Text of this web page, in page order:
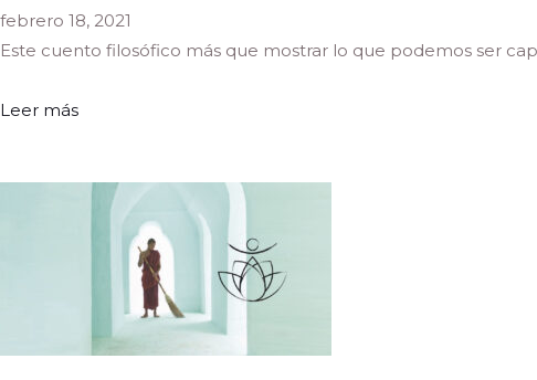
febrero 18, 2021
Este cuento filosófico más que mostrar lo que podemos ser
Leer más